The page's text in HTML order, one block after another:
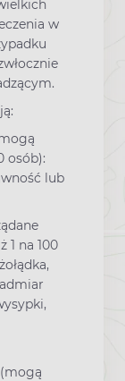
w
osób):
lub
1 na 100